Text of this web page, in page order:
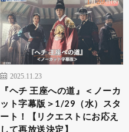
2025.11.23
『ヘチ 王座への道』＜ノーカ
ット字幕版＞1/29（水）スタ
ート！【リクエストにお応え
して再放送決定】